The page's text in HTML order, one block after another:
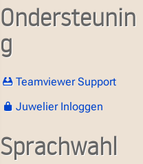
Ondersteunin
g
Teamviewer Support
Juwelier Inloggen
Sprachwahl